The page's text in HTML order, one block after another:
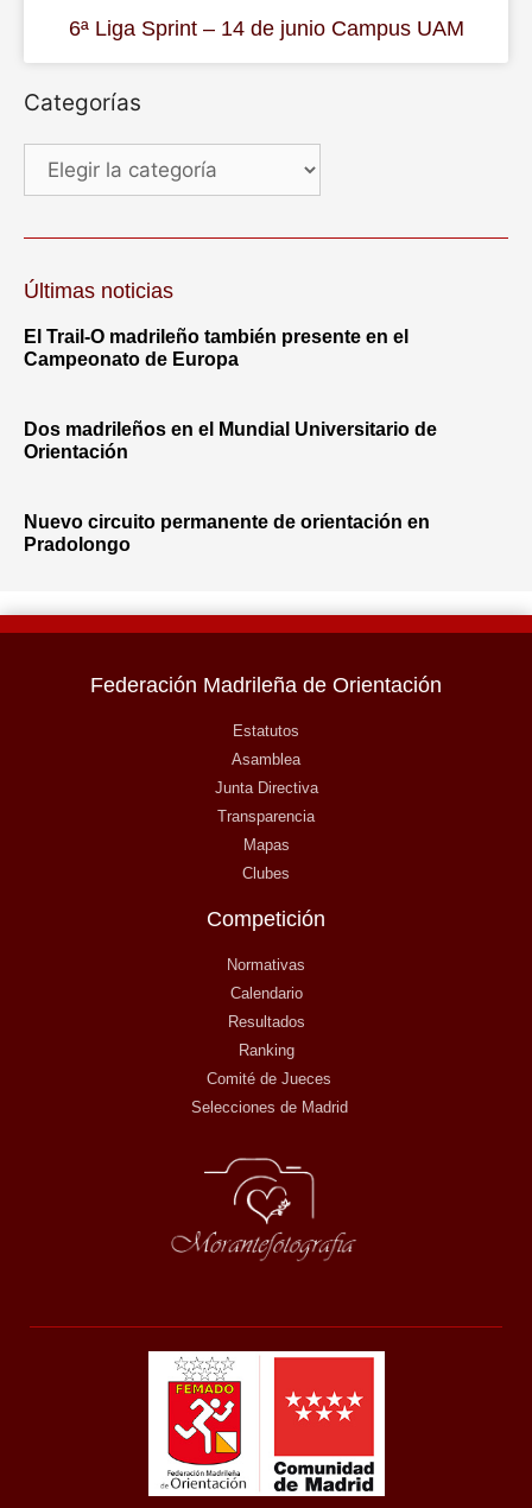
6ª Liga Sprint – 14 de junio Campus UAM
Categorías
Últimas noticias
El Trail-O madrileño también presente en el
Campeonato de Europa
Dos madrileños en el Mundial Universitario de
Orientación
Nuevo circuito permanente de orientación en
Pradolongo
Federación Madrileña de Orientación
Estatutos
Asamblea
Junta Directiva
Transparencia
Mapas
Clubes
Competición
Normativas
Calendario
Resultados
Ranking
Comité de Jueces
Selecciones de Madrid